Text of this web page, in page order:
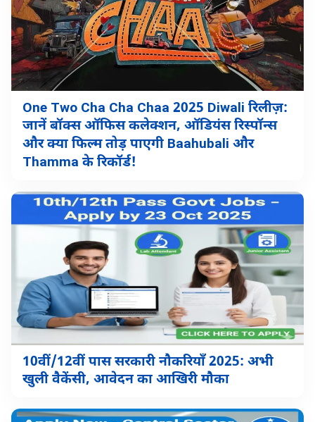
One Two Cha Cha Chaa 2025 Diwali रिलीज़:
जानें बॉक्स ऑफिस कलेक्शन, ऑडियंस रिस्पॉन्स
और क्या फिल्म तोड़ पाएगी Baahubali और
Thamma के रिकॉर्ड!
10वीं/12वीं पास सरकारी नौकरियाँ 2025: अभी
खुली वैकेंसी, आवेदन का आखिरी मौका